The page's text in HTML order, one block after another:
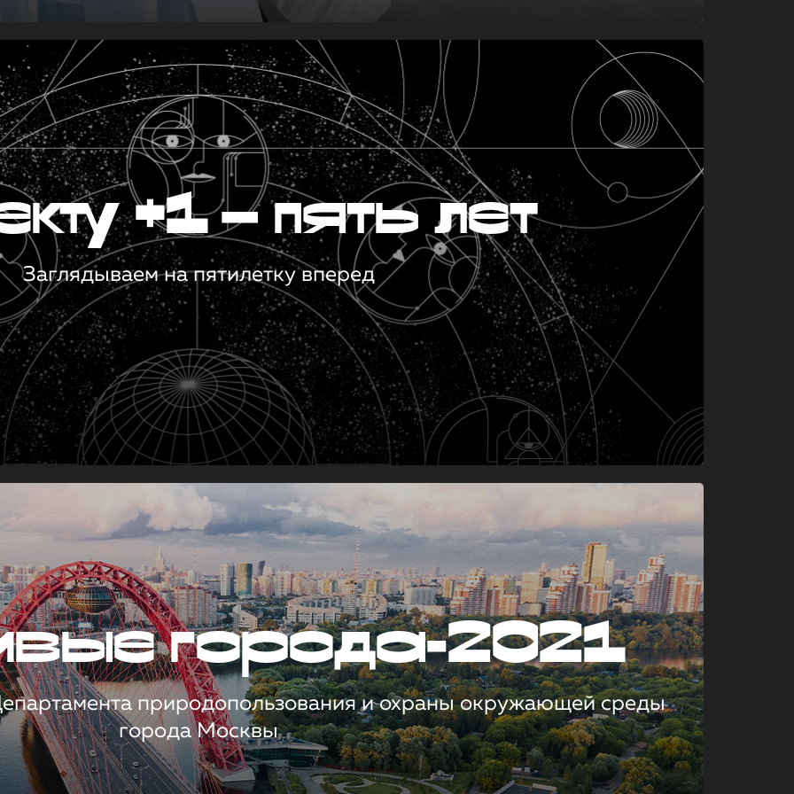
+1 — пять лет
Заглядываем на пятилетку вперед
города-2021
природопользования и охраны окружающей среды
города Москвы